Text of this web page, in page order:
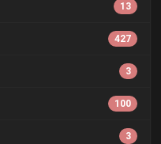
13
427
3
100
3